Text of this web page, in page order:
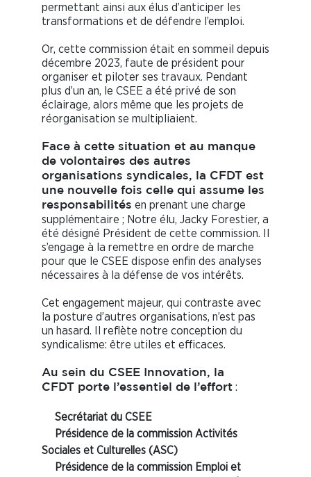
permettant ainsi aux élus d’anticiper les
transformations et de défendre l’emploi.
Or, cette commission était en sommeil depuis
décembre 2023, faute de président pour
organiser et piloter ses travaux. Pendant
plus d’un an, le CSEE a été privé de son
éclairage, alors même que les projets de
réorganisation se multipliaient.
Face à cette situation et au manque
de volontaires des autres
organisations syndicales, la CFDT est
une nouvelle fois celle qui assume les
responsabilités en prenant une charge
supplémentaire ; Notre élu, Jacky Forestier, a
été désigné Président de cette commission. Il
s’engage à la remettre en ordre de marche
pour que le CSEE dispose enfin des analyses
nécessaires à la défense de vos intérêts.
Cet engagement majeur, qui contraste avec
la posture d’autres organisations, n’est pas
un hasard. Il reflète notre conception du
syndicalisme: être utiles et efficaces.
Au sein du CSEE Innovation, la
CFDT porte l’essentiel de l’effort :
Secrétariat du CSEE
Présidence de la commission Activités
Sociales et Culturelles (ASC)
Présidence de la commission Emploi et